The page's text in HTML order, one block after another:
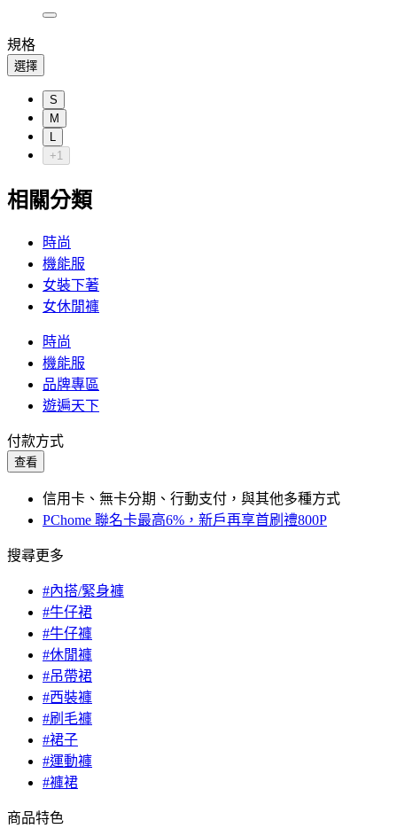
規格
選擇
S
M
L
+1
相關分類
時尚
機能服
女裝下著
女休閒褲
時尚
機能服
品牌專區
遊遍天下
付款方式
查看
信用卡、無卡分期、行動支付，與其他多種方式
PChome 聯名卡最高6%，新戶再享首刷禮800P
搜尋更多
#內搭/緊身褲
#牛仔裙
#牛仔褲
#休閒褲
#吊帶裙
#西裝褲
#刷毛褲
#裙子
#運動褲
#褲裙
商品特色